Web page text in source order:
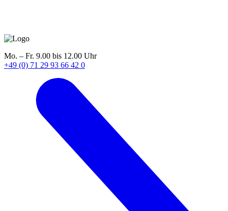
Mo. – Fr. 9.00 bis 12.00 Uhr
+49 (0) 71 29 93 66 42 0